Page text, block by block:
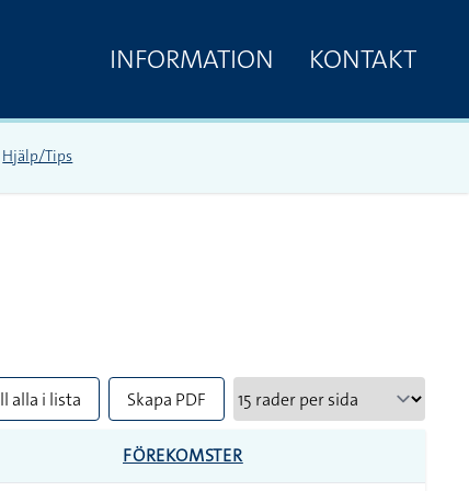
INFORMATION KONTAKT
Hjälp/Tips
alla i lista Skapa PDF
FÖREKOMSTER